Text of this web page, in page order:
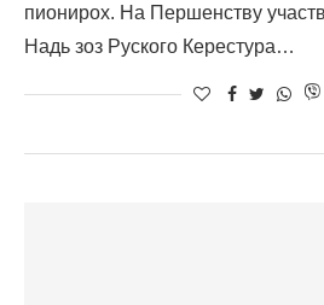
пионирох. На Першенству
Надь зоз Руского Керестура…